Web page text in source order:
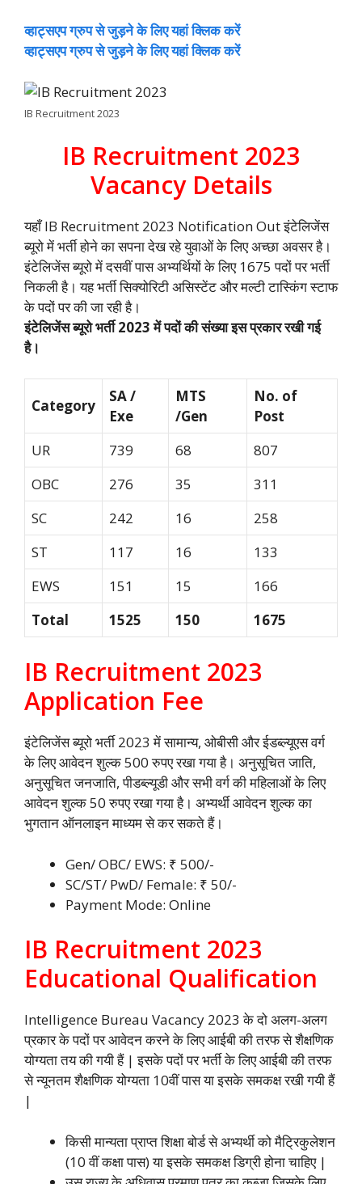
व्हाट्सएप ग्रुप से जुड़ने के लिए यहां क्लिक करें
व्हाट्सएप ग्रुप से जुड़ने के लिए यहां क्लिक करें
IB Recruitment 2023
IB Recruitment 2023
Vacancy Details
यहाँ IB Recruitment 2023 Notification Out इंटेलिजेंस
ब्यूरो में भर्ती होने का सपना देख रहे युवाओं के लिए अच्छा अवसर है।
इंटेलिजेंस ब्यूरो में दसवीं पास अभ्यर्थियों के लिए 1675 पदों पर भर्ती
निकली है। यह भर्ती सिक्योरिटी असिस्टेंट और मल्टी टास्किंग स्टाफ
के पदों पर की जा रही है।
इंटेलिजेंस ब्यूरो भर्ती 2023 में पदों की संख्या इस प्रकार रखी गई
है।
Category
SA /
Exe
MTS
/Gen
No. of
Post
UR
739 68
807
OBC
276 35
311
SC
242 16
258
ST
117 16
133
EWS
151 15
166
Total
1525 150 1675
IB Recruitment 2023
Application Fee
इंटेलिजेंस ब्यूरो भर्ती 2023 में सामान्य, ओबीसी और ईडब्ल्यूएस वर्ग
के लिए आवेदन शुल्क 500 रुपए रखा गया है। अनुसूचित जाति,
अनुसूचित जनजाति, पीडब्ल्यूडी और सभी वर्ग की महिलाओं के लिए
आवेदन शुल्क 50 रुपए रखा गया है। अभ्यर्थी आवेदन शुल्क का
भुगतान ऑनलाइन माध्यम से कर सकते हैं।
Gen/ OBC/ EWS: ₹ 500/-
SC/ST/ PwD/ Female: ₹ 50/-
Payment Mode: Online
IB Recruitment 2023
Educational Qualification
Intelligence Bureau Vacancy 2023 के दो अलग-अलग
प्रकार के पदों पर आवेदन करने के लिए आईबी की तरफ से शैक्षणिक
योग्यता तय की गयी हैं | इसके पदों पर भर्ती के लिए आईबी की तरफ
से न्यूनतम शैक्षणिक योग्यता 10वीं पास या इसके समकक्ष रखी गयी हैं
|
किसी मान्यता प्राप्त शिक्षा बोर्ड से अभ्यर्थी को मैट्रिकुलेशन
(10 वीं कक्षा पास) या इसके समकक्ष डिग्री होना चाहिए |